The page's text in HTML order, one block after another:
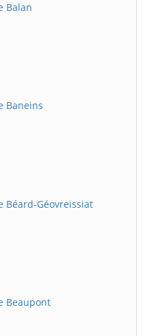
Balan
Baneins
Béard-Géovreissiat
Beaupont